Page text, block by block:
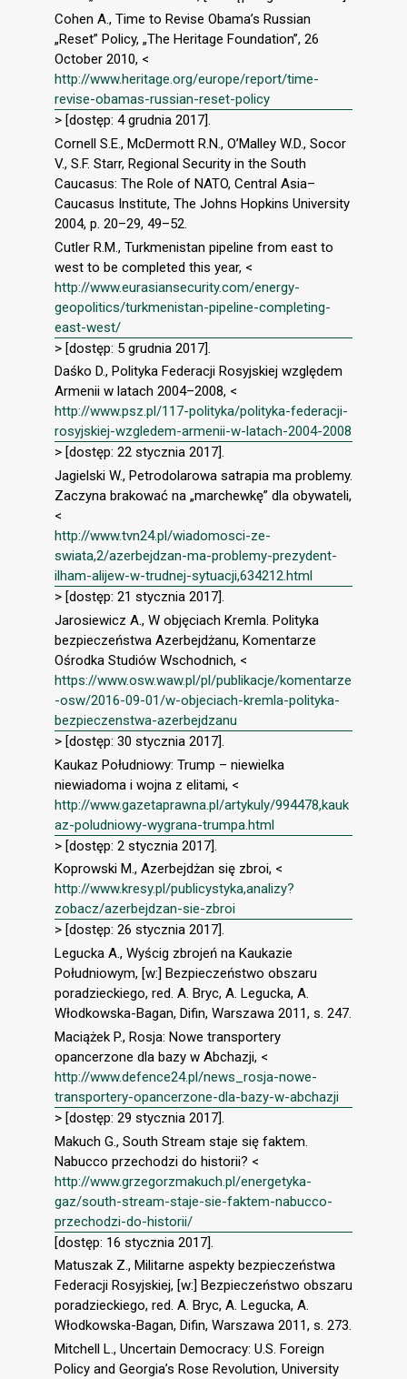
Cohen A., Time to Revise Obama’s Russian
„Reset” Policy, „The Heritage Foundation”, 26
October 2010, <
http://www.heritage.org/europe/report/time-
revise-obamas-russian-reset-policy
> [dostęp: 4 grudnia 2017].
Cornell S.E., McDermott R.N., O’Malley W.D., Socor
V., S.F. Starr, Regional Security in the South
Caucasus: The Role of NATO, Central Asia–
Caucasus Institute, The Johns Hopkins University
2004, p. 20–29, 49–52.
Cutler R.M., Turkmenistan pipeline from east to
west to be completed this year, <
http://www.eurasiansecurity.com/energy-
geopolitics/turkmenistan-pipeline-completing-
east-west/
> [dostęp: 5 grudnia 2017].
Daśko D., Polityka Federacji Rosyjskiej względem
Armenii w latach 2004–2008, <
http://www.psz.pl/117-polityka/polityka-federacji-
rosyjskiej-wzgledem-armenii-w-latach-2004-2008
> [dostęp: 22 stycznia 2017].
Jagielski W., Petrodolarowa satrapia ma problemy.
Zaczyna brakować na „marchewkę” dla obywateli,
<
http://www.tvn24.pl/wiadomosci-ze-
swiata,2/azerbejdzan-ma-problemy-prezydent-
ilham-alijew-w-trudnej-sytuacji,634212.html
> [dostęp: 21 stycznia 2017].
Jarosiewicz A., W objęciach Kremla. Polityka
bezpieczeństwa Azerbejdżanu, Komentarze
Ośrodka Studiów Wschodnich, <
https://www.osw.waw.pl/pl/publikacje/komentarze
-osw/2016-09-01/w-objeciach-kremla-polityka-
bezpieczenstwa-azerbejdzanu
> [dostęp: 30 stycznia 2017].
Kaukaz Południowy: Trump – niewielka
niewiadoma i wojna z elitami, <
http://www.gazetaprawna.pl/artykuly/994478,kauk
az-poludniowy-wygrana-trumpa.html
> [dostęp: 2 stycznia 2017].
Koprowski M., Azerbejdżan się zbroi, <
http://www.kresy.pl/publicystyka,analizy?
zobacz/azerbejdzan-sie-zbroi
> [dostęp: 26 stycznia 2017].
Legucka A., Wyścig zbrojeń na Kaukazie
Południowym, [w:] Bezpieczeństwo obszaru
poradzieckiego, red. A. Bryc, A. Legucka, A.
Włodkowska-Bagan, Difin, Warszawa 2011, s. 247.
Maciążek P., Rosja: Nowe transportery
opancerzone dla bazy w Abchazji, <
http://www.defence24.pl/news_rosja-nowe-
transportery-opancerzone-dla-bazy-w-abchazji
> [dostęp: 29 stycznia 2017].
Makuch G., South Stream staje się faktem.
Nabucco przechodzi do historii? <
http://www.grzegorzmakuch.pl/energetyka-
gaz/south-stream-staje-sie-faktem-nabucco-
przechodzi-do-historii/
[dostęp: 16 stycznia 2017].
Matuszak Z., Militarne aspekty bezpieczeństwa
Federacji Rosyjskiej, [w:] Bezpieczeństwo obszaru
poradzieckiego, red. A. Bryc, A. Legucka, A.
Włodkowska-Bagan, Difin, Warszawa 2011, s. 273.
Mitchell L., Uncertain Democracy: U.S. Foreign
Policy and Georgia’s Rose Revolution, University